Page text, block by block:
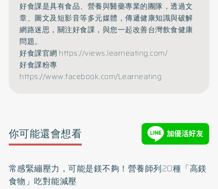
好食課是具有食品、營養與醫藥專業的團隊，透過文
章、圖文及短影音等多元媒體，傳遞健康知識與破解
網路迷思，關注好食課，與您一起改善台灣飲食健康
問題。
好食課官網 https://views.learneating.com/
好食課粉專
https://www.facebook.com/Learneating
你可能還會想看
常感緊繃壓力，可能是鎂不夠！營養師列20種「高鎂
食物」吃對能減壓